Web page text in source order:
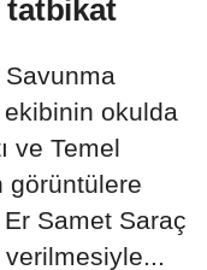
tatbikat
ekibinin okulda
ve Temel
görüntülere
Samet Saraç
verilmesiyle...